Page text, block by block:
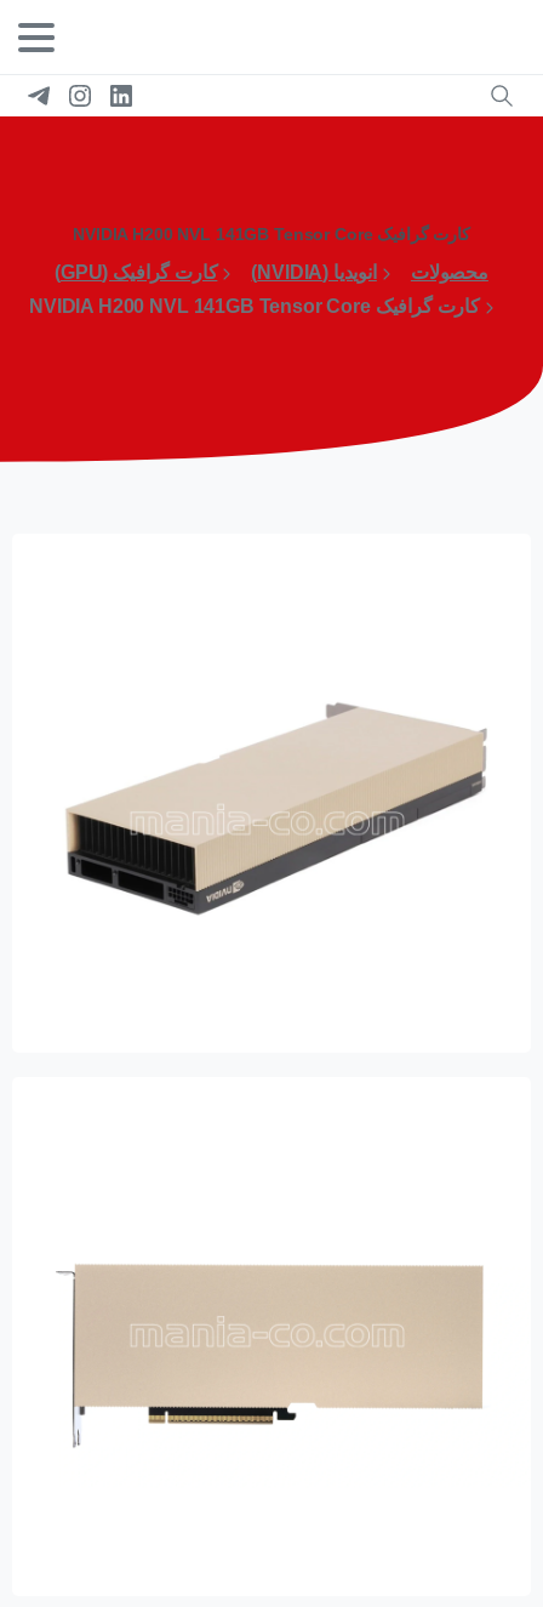
کارت گرافیک NVIDIA H200 NVL 141GB Tensor Core
محصولات انویدیا (NVIDIA)
کارت گرافیک (GPU)
کارت گرافیک NVIDIA H200 NVL 141GB Tensor Core